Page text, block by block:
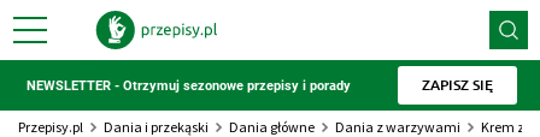
NEWSLETTER - Otrzymuj sezonowe przepisy i porady ZAPISZ SIĘ
Przepisy.pl Dania i przekąski Dania główne Dania z warzywami Krem z